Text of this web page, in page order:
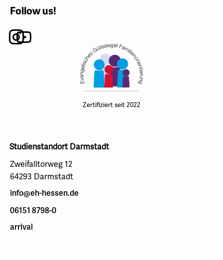
Follow us!
Instagram
Youtube
Zertifiziert seit 2022
Studienstandort Darmstadt
Zweifalltorweg 12
64293 Darmstadt
info@eh-hessen.de
06151 8798-0
arrival